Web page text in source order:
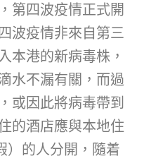
第四波疫情正式開
波疫情非來自第三
本港的新病毒株，
水不漏有關，而過
或因此將病毒帶到
的酒店應與本地住
）的人分開，隨着